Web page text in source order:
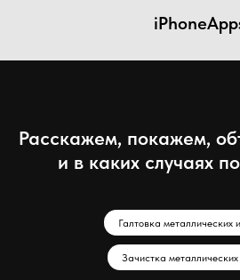
Расскажем, покажем,
и в каких случаях
Галтовка металлических
Зачистка металлических